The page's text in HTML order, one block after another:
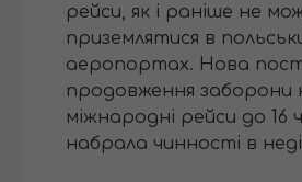
рейси, як і раніше не
приземлятися в
аеропортах. Нова
продовження заборони
міжнародні рейси до 16
набрала чинності в